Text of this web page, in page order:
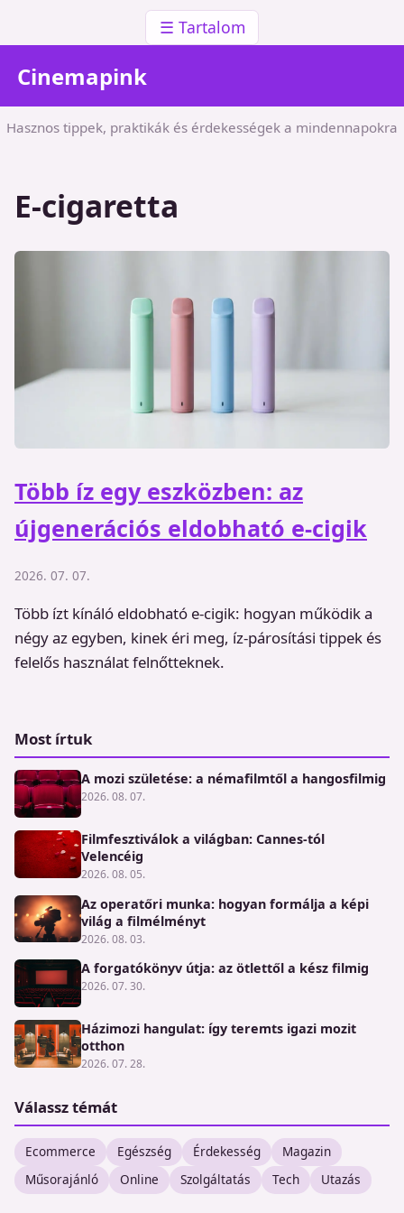
☰ Tartalom
Cinemapink
Hasznos tippek, praktikák és érdekességek a mindennapokra
E-cigaretta
Több íz egy eszközben: az
újgenerációs eldobható e-cigik
2026. 07. 07.
Több ízt kínáló eldobható e-cigik: hogyan működik a
négy az egyben, kinek éri meg, íz-párosítási tippek és
felelős használat felnőtteknek.
Most írtuk
A mozi születése: a némafilmtől a hangosfilmig
2026. 08. 07.
Filmfesztiválok a világban: Cannes-tól
Velencéig
2026. 08. 05.
Az operatőri munka: hogyan formálja a képi
világ a filmélményt
2026. 08. 03.
A forgatókönyv útja: az ötlettől a kész filmig
2026. 07. 30.
Házimozi hangulat: így teremts igazi mozit
otthon
2026. 07. 28.
Válassz témát
Ecommerce Egészség Érdekesség
Magazin
Műsorajánló
Online Szolgáltatás Tech Utazás